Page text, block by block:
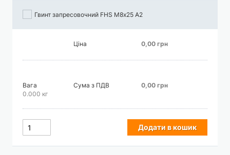
Гвинт запресовочний FHS М8х25 А2
Ціна 0,00 грн
Вага
0.000 кг
Сума з ПДВ 0,00 грн
Додати в кошик